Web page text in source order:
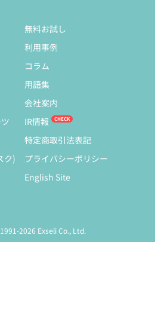
ク)
無料お試し
利用事例
コラム
用語集
会社案内
IR情報
特定商取引法表記
プライバシーポリシー
English Site
2026 Exseli Co., Ltd.